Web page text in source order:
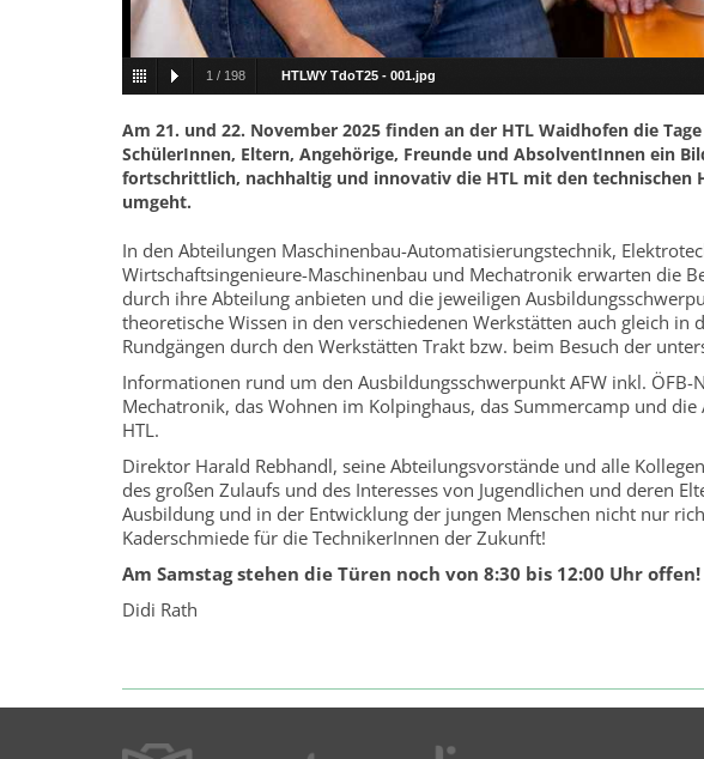
1 / 198 HTLWY TdoT25 - 001.jpg
Am 21. und 22. November 2025 finden an der HTL Waidhofen die
SchülerInnen, Eltern, Angehörige, Freunde und AbsolventInnen ein
fortschrittlich, nachhaltig und innovativ die HTL mit den technischen
umgeht.
In den Abteilungen Maschinenbau-Automatisierungstechnik,
Wirtschaftsingenieure-Maschinenbau und Mechatronik erwarten die
durch ihre Abteilung anbieten und die jeweiligen
theoretische Wissen in den verschiedenen Werkstätten auch gleich
Rundgängen durch den Werkstätten Trakt bzw. beim Besuch der
Informationen rund um den Ausbildungsschwerpunkt AFW inkl.
Mechatronik, das Wohnen im Kolpinghaus, das Summercamp und
HTL.
Direktor Harald Rebhandl, seine Abteilungsvorstände und alle
des großen Zulaufs und des Interesses von Jugendlichen und deren
Ausbildung und in der Entwicklung der jungen Menschen nicht nur
Kaderschmiede für die TechnikerInnen der Zukunft!
Am Samstag stehen die Türen noch von 8:30 bis 12:00 Uhr offen!
Didi Rath